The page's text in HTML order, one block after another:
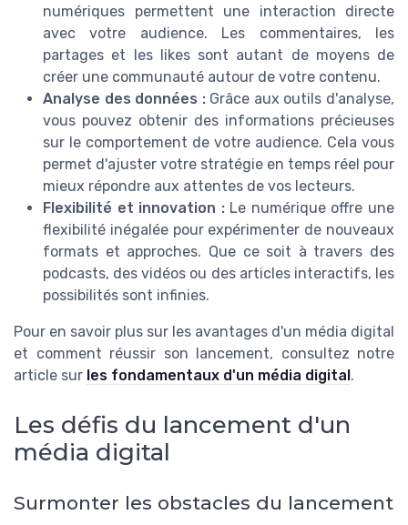
numériques permettent une interaction directe
avec votre audience. Les commentaires, les
partages et les likes sont autant de moyens de
créer une communauté autour de votre contenu.
Analyse des données :Grâce aux outils d'analyse,
vous pouvez obtenir des informations précieuses
sur le comportement de votre audience. Cela vous
permet d'ajuster votre stratégie en temps réel pour
mieux répondre aux attentes de vos lecteurs.
Flexibilité et innovation :Le numérique offre une
flexibilité inégalée pour expérimenter de nouveaux
formats et approches. Que ce soit à travers des
podcasts, des vidéos ou des articles interactifs, les
possibilités sont infinies.
Pour en savoir plus sur les avantages d'un média digital
et comment réussir son lancement, consultez notre
article sur les fondamentaux d'un média digital .
Les défis du lancement d'un
média digital
Surmonter les obstacles du lancement